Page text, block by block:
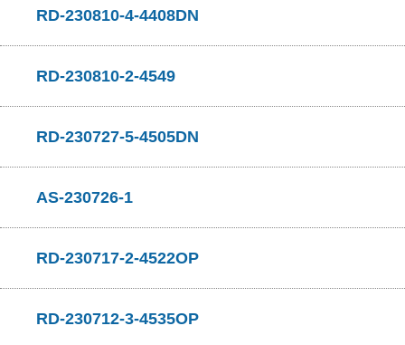
RD-230810-4-4408DN
RD-230810-2-4549
RD-230727-5-4505DN
AS-230726-1
RD-230717-2-4522OP
RD-230712-3-4535OP